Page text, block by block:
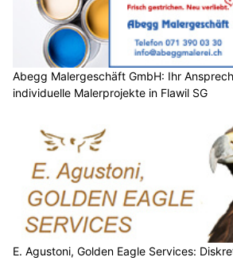
Abegg Malergeschäft GmbH: Ihr
individuelle Malerprojekte in Flawil SG
E. Agustoni, Golden Eagle Services: